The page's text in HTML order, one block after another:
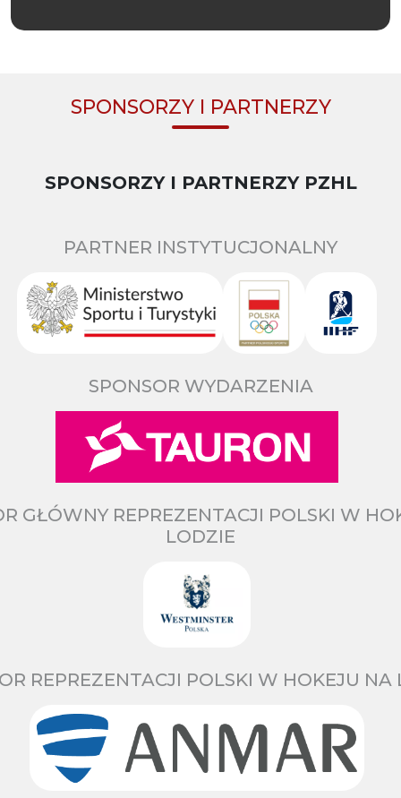
SPONSORZY I PARTNERZY
SPONSORZY I PARTNERZY PZHL
PARTNER INSTYTUCJONALNY
SPONSOR WYDARZENIA
GŁÓWNY REPREZENTACJI POLSKI W
LODZIE
REPREZENTACJI POLSKI W HOKEJU NA